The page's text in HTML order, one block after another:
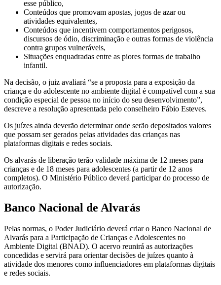
esse público,
Conteúdos que promovam apostas, jogos de azar ou
atividades equivalentes,
Conteúdos que incentivem comportamentos perigosos,
discursos de ódio, discriminação e outras formas de violência
contra grupos vulneráveis,
Situações enquadradas entre as piores formas de trabalho
infantil.
Na decisão, o juiz avaliará “se a proposta para a exposição da
criança e do adolescente no ambiente digital é compatível com a sua
condição especial de pessoa no início do seu desenvolvimento”,
descreve a resolução apresentada pelo conselheiro Fábio Esteves.
Os juízes ainda deverão determinar onde serão depositados valores
que possam ser gerados pelas atividades das crianças nas
plataformas digitais e redes sociais.
Os alvarás de liberação terão validade máxima de 12 meses para
crianças e de 18 meses para adolescentes (a partir de 12 anos
completos). O Ministério Público deverá participar do processo de
autorização.
Banco Nacional de Alvarás
Pelas normas, o Poder Judiciário deverá criar o Banco Nacional de
Alvarás para a Participação de Crianças e Adolescentes no
Ambiente Digital (BNAD). O acervo reunirá as autorizações
concedidas e servirá para orientar decisões de juízes quanto à
atividade dos menores como influenciadores em plataformas digitais
e redes sociais.